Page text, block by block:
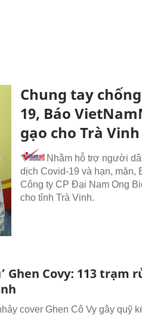
Chung tay
19, Báo
gạo cho Trà Vinh
Nhằm hỗ trợ người
dịch Covid-19 và hạn, mặn,
Công ty CP Đại Nam Ong
cho tỉnh Trà Vinh.
Ghen Covy: 113 trạm
cover Ghen Cô Vy gây quỹ